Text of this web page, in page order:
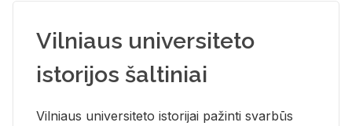
Vilniaus universiteto
istorijos šaltiniai
Vil­niaus uni­ver­si­te­to is­to­ri­jai pa­žin­ti svar­būs